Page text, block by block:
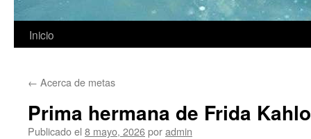
Inicio
← Acerca de metas
Prima hermana de Frida Kahlo
Publicado el 8 mayo, 2026poradmin